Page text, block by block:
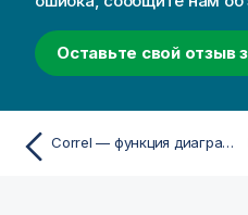
Оставьте свой отзыв
Correl — функция диаграммы